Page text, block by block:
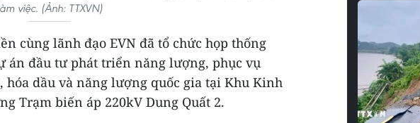
việc. (Ảnh: TTXVN)
cùng lãnh đạo EVN đã tổ chức họp thống
án đầu tư phát triển năng lượng, phục vụ
dầu và năng lượng quốc gia tại Khu Kinh
Trạm biến áp 220kV Dung Quất 2.